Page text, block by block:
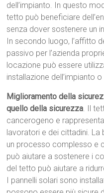
dell’impianto. In questo
tetto può beneficiare
senza dover sostenere un
In secondo luogo, l’affitto
passivo per l’azienda
locazione può essere
installazione dell’impianto
Miglioramento della
quello della sicurezza. Il
cancerogeno e
lavoratori e dei cittadini.
un processo complesso e
può aiutare a sostenere i
del tetto può aiutare a
I pannelli solari sono